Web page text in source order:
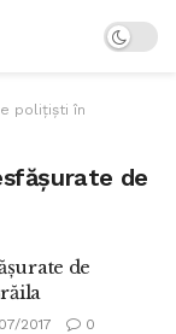
poliţişti în
de
de
2017 0